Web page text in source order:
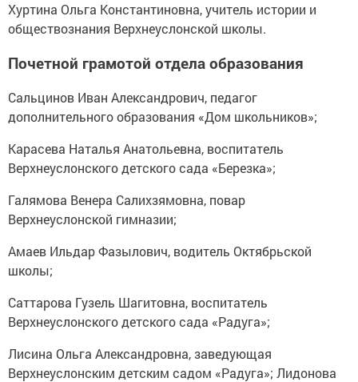
Хуртина Ольга Константиновна, учитель истории и
обществознания Верхнеуслонской школы.
Почетной грамотой отдела образования
Сальцинов Иван Александрович, педагог
дополнительного образования «Дом школьников»;
Карасева Наталья Анатольевна, воспитатель
Верхнеуслонского детского сада «Березка»;
Галямова Венера Салихзямовна, повар
Верхнеуслонской гимназии;
Амаев Ильдар Фазылович, водитель Октябрьской
школы;
Саттарова Гузель Шагитовна, воспитатель
Верхнеуслонского детского сада «Радуга»;
Лисина Ольга Александровна, заведующая
Верхнеуслонским детским садом «Радуга»; Лидонова